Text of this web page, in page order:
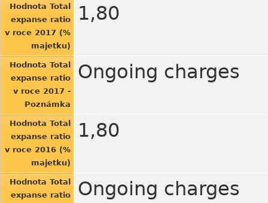
Hodnota Total
expanse ratio
v roce 2017 (%
majetku)
1,80
Hodnota Total
expanse ratio
v roce 2017 -
Poznámka
Ongoing charges
Hodnota Total
expanse ratio
v roce 2016 (%
majetku)
1,80
Hodnota Total
expanse ratio
Ongoing charges